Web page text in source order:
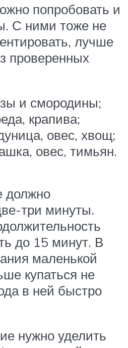
попробовать и
С ними тоже не
лучше
проверенных
и смородины;
крапива;
овес, хвощ;
овес, тимьян.
должно
три минуты.
до 15 минут. В
маленькой
купаться не
в ней быстро
нужно уделить